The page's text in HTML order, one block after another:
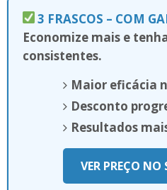
3 FRASCOS – COM
Economize mais e
consistentes.
Maior eficácia
Desconto
Resultados
VER PREÇO